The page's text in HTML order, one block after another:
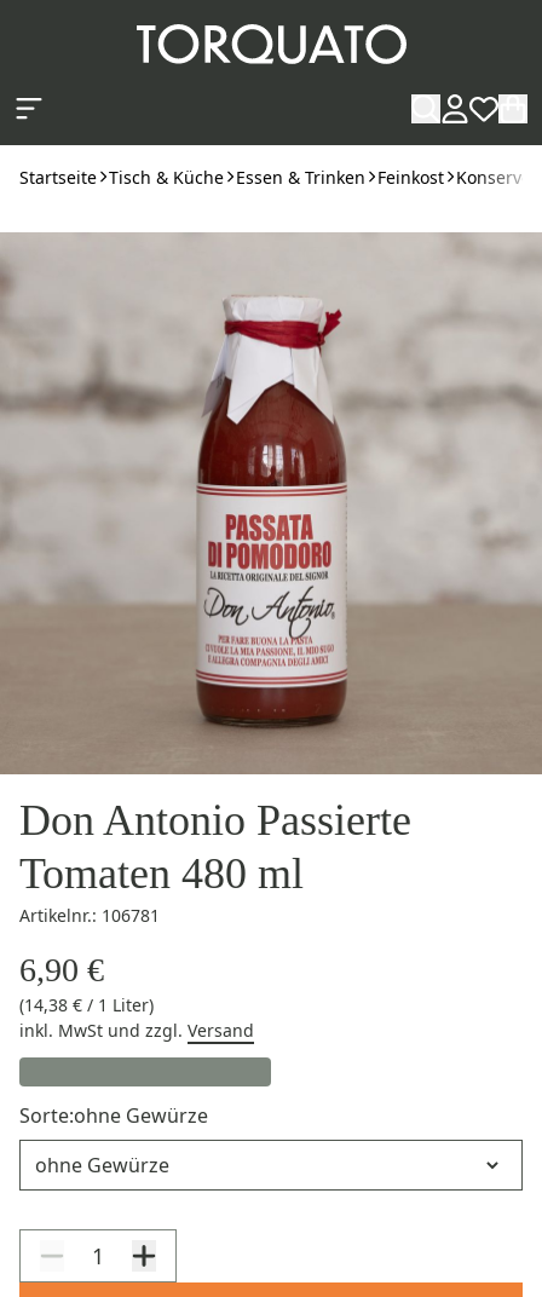
Startseite Tisch & Küche Essen & Trinken Feinkost Konserven
Don Antonio Passierte
Tomaten 480 ml
Artikelnr.: 106781
6,90 €
(14,38 € / 1 Liter)
inkl. MwSt und zzgl. Versand
Sorte:ohne Gewürze